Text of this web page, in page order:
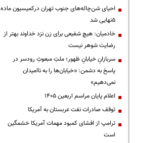
احیای شن‌چاله‌های جنوب تهران درکمیسیون ماده
۵نهایی شد
خادمیان: هیچ شفیعی برای زن نزد خداوند بهتر از
رضایت شوهر نیست
سربازانِ خیابانِ ظهور؛ ملتِ مبعوثِ رودسر در
پاسخ به دشمن: «خیابان‌ها را به ناامیدان
نمی‌دهیم»
اعلام پایان مراسم اربعین ۱۴۰۵
توقف صادرات نفت عربستان به آمریکا
ترامپ از افشای کمبود مهمات آمریکا خشمگین
است